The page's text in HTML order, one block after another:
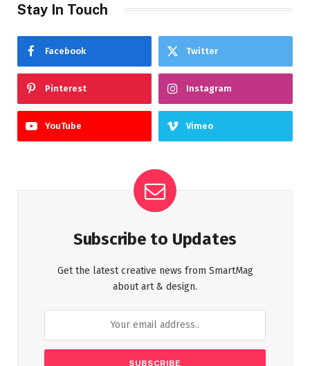
Stay In Touch
Facebook Twitter
Pinterest Instagram
YouTube Vimeo
Subscribe to Updates
Get the latest creative news from SmartMag
about art & design.